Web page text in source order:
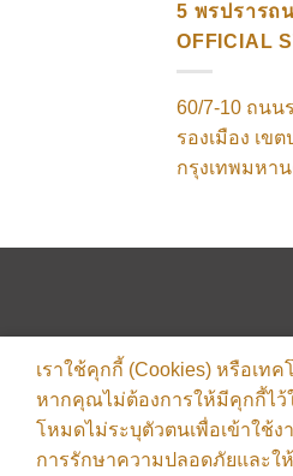
5 พรปรารถ
OFFICIAL
60/7-10 ถนน
รองเมือง เข
กรุงเทพมหา
เราใช้คุกกี้ (Cookies) หรือเท
หากคุณไม่ต้องการให้มีคุกกี้ไว้
โหมดไม่ระบุตัวตนเพื่อเข้าใช้ง
การรักษาความปลอดภัยและใ